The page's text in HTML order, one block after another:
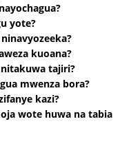
yote?
kuoana?
tajiri?
mwenza bora?
kazi?
wote huwa na tabia